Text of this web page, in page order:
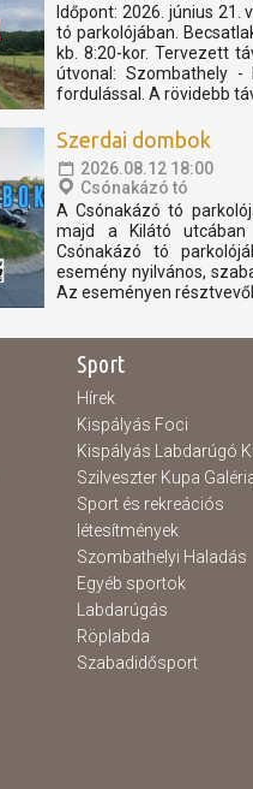
Időpont: 2026. június 21.
tó parkolójában.
kb. 8:20-kor. Tervezett
útvonal: Szombathely -
fordulással. A rövidebb
Szerdai dombok
2026.08.12 18:00
Csónakázó tó
A Csónakázó tó
majd a Kilátó
Csónakázó tó
esemény nyilvános,
Az eseményen
Sport
Hírek
Kispályás Foci
Kispályás Labdarúgó
Szilveszter Kupa
Sport és rekreációs
létesítmények
Szombathelyi Haladás
Egyéb sportok
Labdarúgás
Röplabda
Szabadidősport